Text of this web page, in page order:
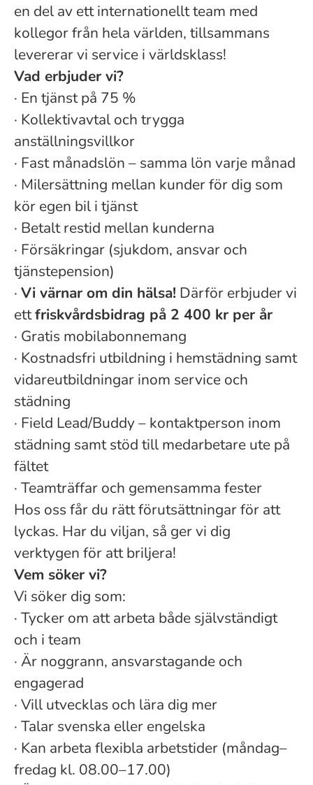
en del av ett internationellt team med
kollegor från hela världen, tillsammans
levererar vi service i världsklass!
Vad erbjuder vi?
· En tjänst på 75 %
· Kollektivavtal och trygga
anställningsvillkor
· Fast månadslön – samma lön varje månad
· Milersättning mellan kunder för dig som
kör egen bil i tjänst
· Betalt restid mellan kunderna
· Försäkringar (sjukdom, ansvar och
tjänstepension)
· Vi värnar om din hälsa! Därför erbjuder vi
ettfriskvårdsbidrag på 2 400 kr per år
· Gratis mobilabonnemang
· Kostnadsfri utbildning i hemstädning samt
vidareutbildningar inom service och
städning
· Field Lead/Buddy – kontaktperson inom
städning samt stöd till medarbetare ute på
fältet
· Teamträffar och gemensamma fester
Hos oss får du rätt förutsättningar för att
lyckas. Har du viljan, så ger vi dig
verktygen för att briljera!
Vem söker vi?
Vi söker dig som:
· Tycker om att arbeta både självständigt
och i team
· Är noggrann, ansvarstagande och
engagerad
· Vill utvecklas och lära dig mer
· Talar svenska eller engelska
· Kan arbeta flexibla arbetstider (måndag–
fredag kl. 08.00–17.00)